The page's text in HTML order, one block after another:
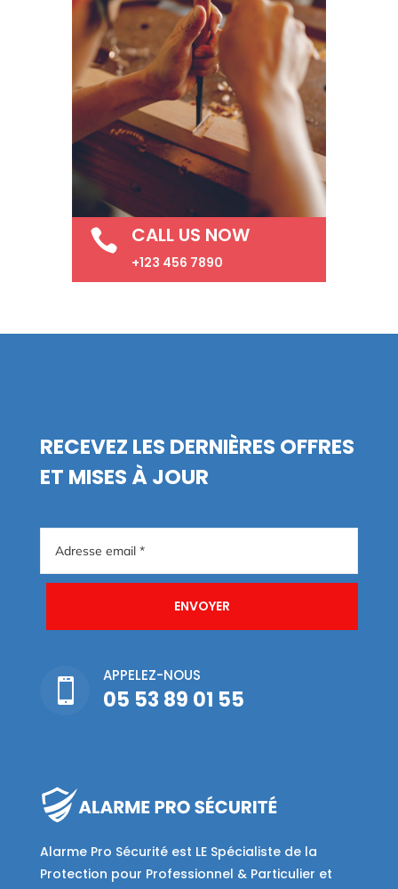
 CALL US NOW
+123 456 7890
RECEVEZ LES DERNIÈRES OFFRES
ET MISES À JOUR
ENVOYER

APPELEZ-NOUS
05 53 89 01 55
Alarme Pro Sécurité est LE Spécialiste de la
Protection pour Professionnel & Particulier et